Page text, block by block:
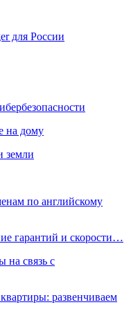
для России
на дому
земли
по английскому
гарантий и скорости…
на связь с
развенчиваем